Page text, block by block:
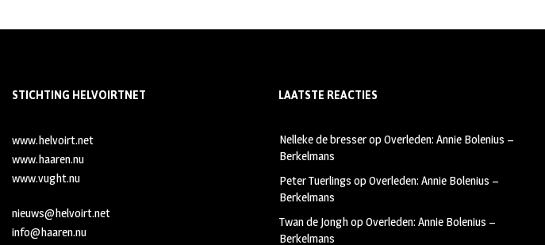
STICHTING HELVOIRTNET
www.helvoirt.net
www.haaren.nu
www.vught.nu
nieuws@helvoirt.net
info@haaren.nu
LAATSTE REACTIES
Nelleke de bresseropOverleden: Annie Bolenius –
Berkelmans
Peter Tuerlings opOverleden: Annie Bolenius –
Berkelmans
Twan de JonghopOverleden: Annie Bolenius –
Berkelmans